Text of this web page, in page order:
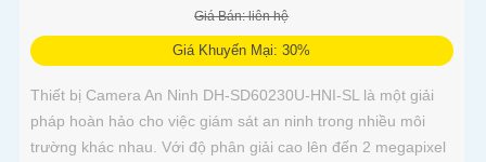
Giá Bán: liên hệ
Giá Khuyến Mại: 30%
Thiết bị Camera An Ninh DH-SD60230U-HNI-SL là một giải
pháp hoàn hảo cho việc giám sát an ninh trong nhiều môi
trường khác nhau. Với độ phân giải cao lên đến 2 megapixel